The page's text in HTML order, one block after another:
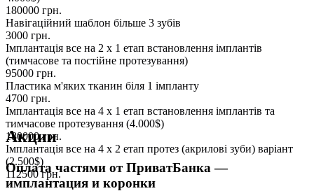
180000 грн.
Навігаційний шаблон більше 3 зубів
3000 грн.
Імплантація все на 2 х 1 етап встановлення імплантів
(тимчасове та постійне протезування)
95000 грн.
Пластика м'яких тканин біля 1 імпланту
4700 грн.
Імплантація все на 4 х 1 етап встановлення імплантів та
тимчасове протезування (4.000$)
180000грн.
Імплантація все на 4 х 2 етап протез (акрилові зуби) варіант
(2.500$)
112500грн.
Акции
Оплата частями от ПриватБанка —
имплантация и коронки